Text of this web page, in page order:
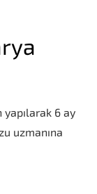
6 ay
uzmanına